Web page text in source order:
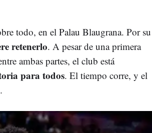
todo, en el Palau Blaugrana. Por su
retenerlo. A pesar de una primera
ambas partes, el club está
para todos. El tiempo corre, y el
.